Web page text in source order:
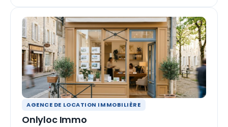
AGENCE DE LOCATION IMMOBILIÈRE
Onlyloc Immo